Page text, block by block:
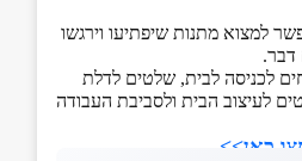
למצוא מתנות שיפתיעו וירגשו
דבר.
לכניסה לבית, שלטים לדלת
לעיצוב הבית ולסביבת העבודה
כאן>>